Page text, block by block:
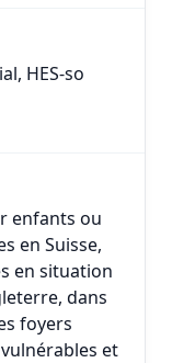
HES-so
enfants ou
en Suisse,
en situation
dans
foyers
et